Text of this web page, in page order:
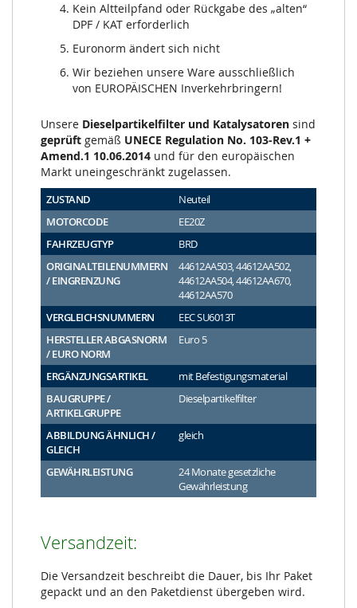
Kein Altteilpfand oder Rückgabe des „alten“
DPF / KAT erforderlich
Euronorm ändert sich nicht
Wir beziehen unsere Ware ausschließlich
von EUROPÄISCHEN Inverkehrbringern!
Unsere Dieselpartikelfilter und Katalysatoren sind
geprüft gemäß UNECE Regulation No. 103-Rev.1 +
Amend.1 10.06.2014 und für den europäischen
Markt uneingeschränkt zugelassen.
ZUSTAND
Neuteil
MOTORCODE
EE20Z
FAHRZEUGTYP
BRD
ORIGINALTEILENUMMERN
/ EINGRENZUNG
44612AA503, 44612AA502,
44612AA504, 44612AA670,
44612AA570
VERGLEICHSNUMMERN
EEC SU6013T
HERSTELLER ABGASNORM
/ EURO NORM
Euro 5
ERGÄNZUNGSARTIKEL
mit Befestigungsmaterial
BAUGRUPPE /
ARTIKELGRUPPE
Dieselpartikelfilter
ABBILDUNG ÄHNLICH /
GLEICH
gleich
GEWÄHRLEISTUNG
24 Monate gesetzliche
Gewährleistung
Versandzeit:
Die Versandzeit beschreibt die Dauer, bis Ihr Paket
gepackt und an den Paketdienst übergeben wird.